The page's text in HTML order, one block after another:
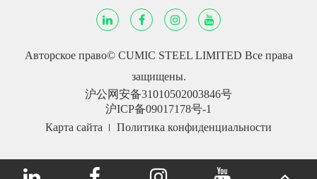
Авторское право© CUMIC STEEL LIMITED Все права
защищены.
沪公网安备31010502003846号
沪ICP备09017178号-1
Карта сайта
Политика конфиденциальности